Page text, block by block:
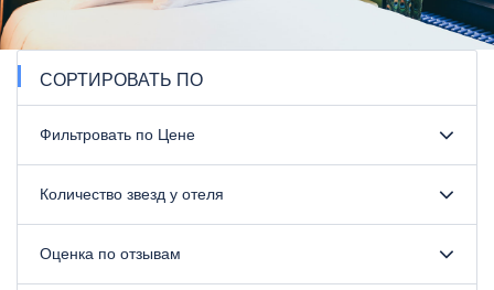
СОРТИРОВАТЬ ПО
Фильтровать по Цене
Количество звезд у отеля
Оценка по отзывам